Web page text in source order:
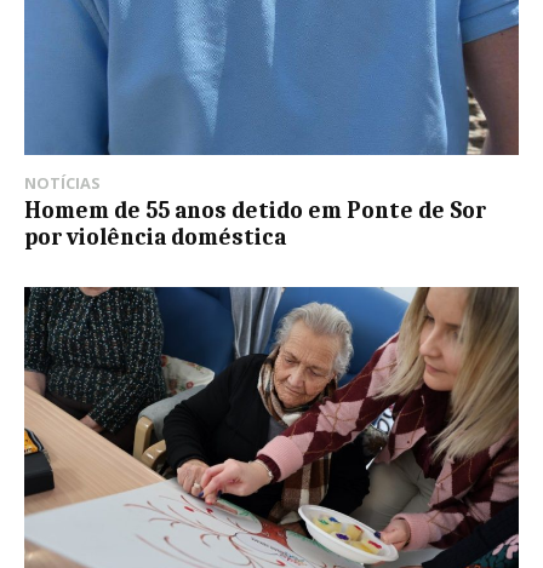
NOTÍCIAS
Homem de 55 anos detido em Ponte de Sor
por violência doméstica